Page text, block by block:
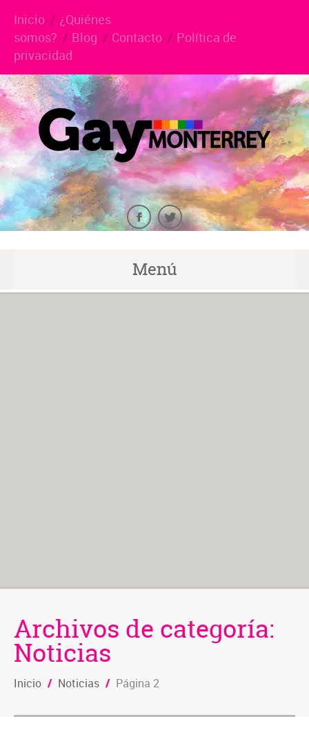
Inicio
¿Quiénes
somos?
Blog Contacto
Política de
privacidad
Menú
Archivos de categoría:
Noticias
Inicio / Noticias / Página 2